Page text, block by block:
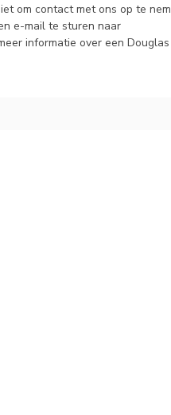
om contact met ons op te
e-mail te sturen naar
informatie over een